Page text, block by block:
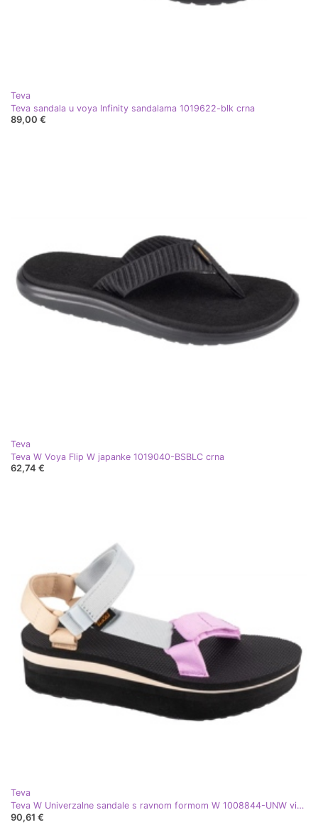
Teva
Teva sandala u voya Infinity sandalama 1019622-blk crna
89,00 €
Teva
Teva W Voya Flip W japanke 1019040-BSBLC crna
62,74 €
Teva
Teva W Univerzalne sandale s ravnom formom W 1008844-UNW višebojan
90,61 €